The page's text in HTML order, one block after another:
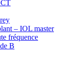
– IOL master
fréquence
B